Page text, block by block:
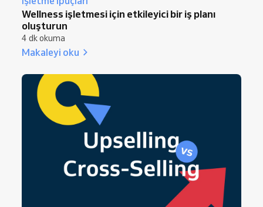
Wellness işletmesi için etkileyici bir iş planı
oluşturun
4 dk okuma
Makaleyi oku